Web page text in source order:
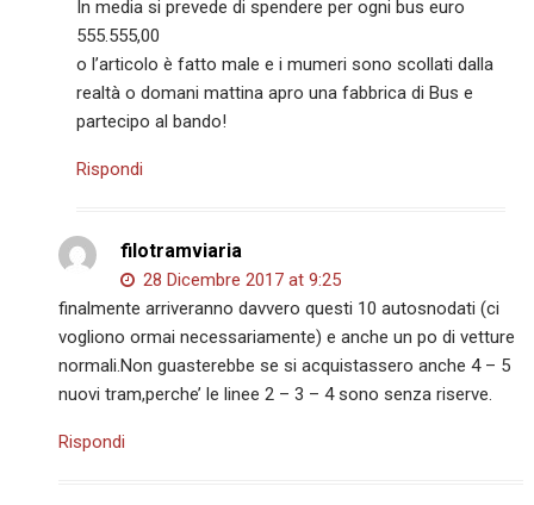
In media si prevede di spendere per ogni bus euro
555.555,00
o l’articolo è fatto male e i mumeri sono scollati dalla
realtà o domani mattina apro una fabbrica di Bus e
partecipo al bando!
Rispondi
filotramviaria
28 Dicembre 2017 at 9:25
finalmente arriveranno davvero questi 10 autosnodati (ci
vogliono ormai necessariamente) e anche un po di vetture
normali.Non guasterebbe se si acquistassero anche 4 – 5
nuovi tram,perche’ le linee 2 – 3 – 4 sono senza riserve.
Rispondi